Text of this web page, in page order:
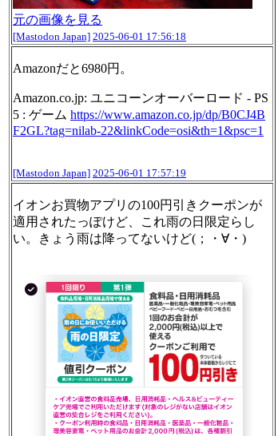
元の画像を見る
[Mastodon Japan] 2025-06-01 17:56:18
Amazonだと6980円。
Amazon.co.jp: ユニコーンオーバーロード - PS
5 : ゲーム https://www.amazon.co.jp/dp/B0CJ4B
F2GL?tag=nilab-22&linkCode=osi&th=1&psc=1
[Mastodon Japan] 2025-06-01 17:57:19
イオンお買物アプリの100円引きクーポンが
適用されたっぽけど、これ雨の日限定らし
い。きょう雨は降ってないけど(；・∀・)